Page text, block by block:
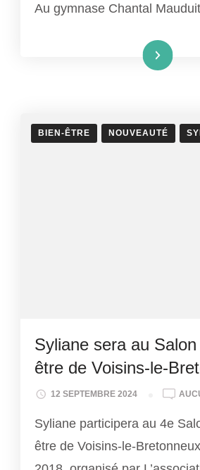
Au gymnase Chantal
Lire la suite
BIEN-ÊTRE NOUVEAUTÉ
Syliane sera au
être de Voisins-le-
12 SEPTEMBRE 2024
Syliane participera au 4e
être de Voisins-le-